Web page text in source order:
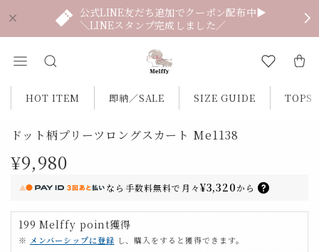
公式LINE友だち追加でクーポン配布中▶
＼LINEスタンプ完成しました／
HOT ITEM 即納／SALE SIZE GUIDE TOPS
ドット柄プリーツロングスカート Me1138
¥9,980
なら 手数料無料で 月々¥3,320から
199 Melffy point獲得
※ メンバーシップに登録 し、購入をすると獲得できます。